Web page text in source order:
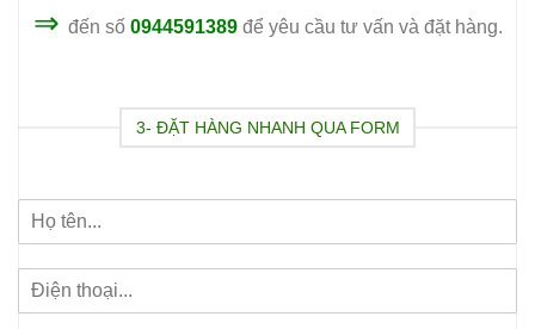
⇒ đến số0944591389để yêu cầu tư vấn và đặt hàng.
3- ĐẶT HÀNG NHANH QUA FORM